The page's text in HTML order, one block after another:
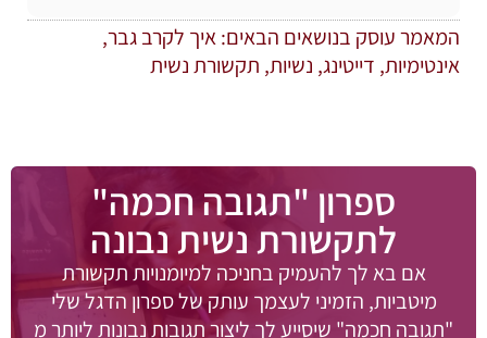
המאמר עוסק בנושאים הבאים:איך לקרב גבר,
אינטימיות, דייטינג, נשיות, תקשורת נשית
ספרון "תגובה חכמה"
לתקשורת נשית נבונה
אם בא לך להעמיק בחניכה למיומנויות תקשורת
מיטביות, הזמיני לעצמך עותק של ספרון הדגל שלי
"תגובה חכמה" שיסייע לך ליצור תגובות נבונות ליותר מ